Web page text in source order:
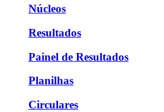
Núcleos
Resultados
Painel de Resultados
Planilhas
Circulares